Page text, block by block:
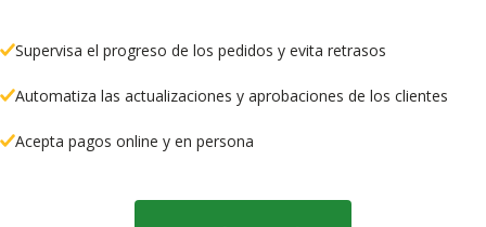
Supervisa el progreso de los pedidos y evita retrasos
Automatiza las actualizaciones y aprobaciones de los clientes
Acepta pagos online y en persona